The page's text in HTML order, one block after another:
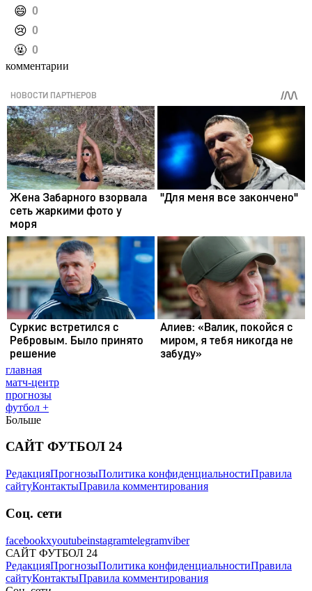
️😄 0
️😢 0
️🤬 0
комментарии
главная
матч-центр
прогнозы
футбол +
Больше
САЙТ ФУТБОЛ 24
РедакцияПрогнозыПолитика конфиденциальностиПравила
сайтуКонтактыПравила комментирования
Соц. сети
facebookxyoutubeinstagramtelegramviber
САЙТ ФУТБОЛ 24
РедакцияПрогнозыПолитика конфиденциальностиПравила
сайтуКонтактыПравила комментирования